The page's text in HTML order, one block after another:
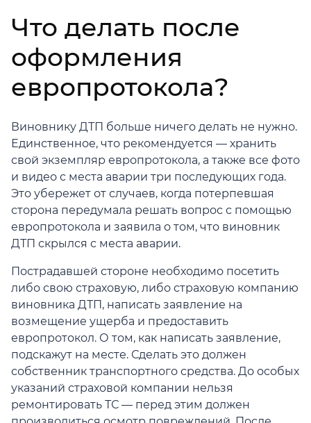
Что делать после
оформления
европротокола?
Виновнику ДТП больше ничего делать не нужно.
Единственное, что рекомендуется — хранить
свой экземпляр европротокола, а также все фото
и видео с места аварии три последующих года.
Это убережет от случаев, когда потерпевшая
сторона передумала решать вопрос с помощью
европротокола и заявила о том, что виновник
ДТП скрылся с места аварии.
Пострадавшей стороне необходимо посетить
либо свою страховую, либо страховую компанию
виновника ДТП, написать заявление на
возмещение ущерба и предоставить
европротокол. О том, как написать заявление,
подскажут на месте. Сделать это должен
собственник транспортного средства. До особых
указаний страховой компании нельзя
ремонтировать ТС — перед этим должен